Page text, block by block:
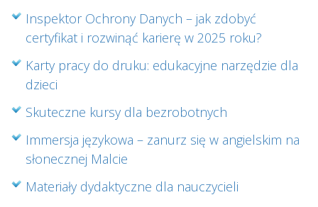
Inspektor Ochrony Danych – jak zdobyć
certyfikat i rozwinąć karierę w 2025 roku?
Karty pracy do druku: edukacyjne narzędzie dla
dzieci
Skuteczne kursy dla bezrobotnych
Immersja językowa – zanurz się w angielskim na
słonecznej Malcie
Materiały dydaktyczne dla nauczycieli